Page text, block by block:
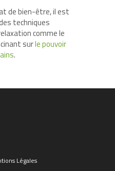
de bien-être, il est
techniques
comme le
surle pouvoir
.
Légales